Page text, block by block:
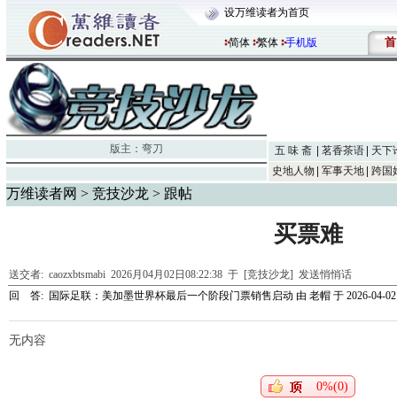
设万维读者为首页
简体 繁体 手机版 首
版主： 弯刀 五 味 斋 茗香茶语
天下
史地人物
军事天地 跨国
万维读者网 > 竞技沙龙 > 跟帖
买票难
送交者: caozxbtsmabi 2026月04月02日08:22:38 于 [竞技沙龙] 发送悄悄话
回 答: 国际足联：美加墨世界杯最后一个阶段门票销售启动 由 老帽 于 2026-04-
无内容
0%(0)